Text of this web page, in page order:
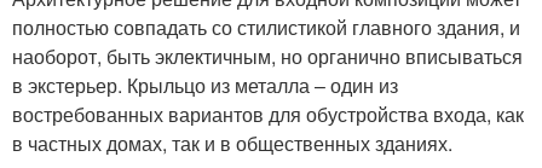
полностью совпадать со стилистикой главного здания, и
наоборот, быть эклектичным, но органично вписываться
в экстерьер. Крыльцо из металла – один из
востребованных вариантов для обустройства входа, как
в частных домах, так и в общественных зданиях.